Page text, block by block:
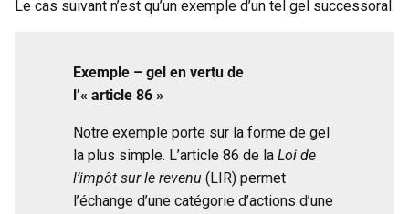
Le cas suivant n’est qu’un exemple d’un tel gel successoral.
Exemple – gel en vertu de
l’« article 86 »
Notre exemple porte sur la forme de gel
la plus simple. L’article 86 de la Loi de
l’impôt sur le revenu (LIR) permet
l’échange d’une catégorie d’actions d’une